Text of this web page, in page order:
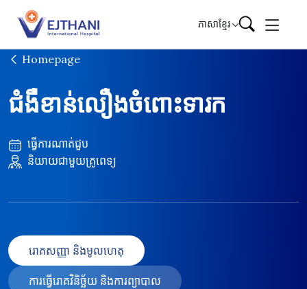
Skip to content
ភាសាខ្មែរ
Homepage
ជំងឺខាន់លឿងចំពោះទារក
ធ្វើការណាត់ជួប
និយាយជាមួយគ្រូពេទ្យ
រោគសញ្ញា និងមូលហេតុ
ការធ្វើរោគវិនិច្ឆ័យ និងការព្យាបាល